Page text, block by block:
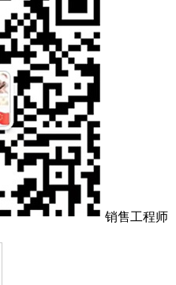
销售工程师
官方抖音